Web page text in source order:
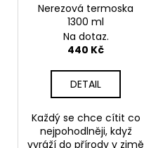
Nerezová termoska
1300 ml
Na dotaz.
440 Kč
DETAIL
Každý se chce cítit co
nejpohodlněji, když
vyráží do přírody v zimě